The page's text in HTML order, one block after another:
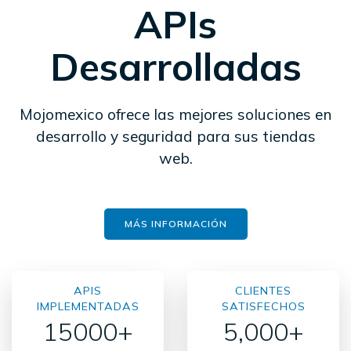
APIs
Desarrolladas
Mojomexico ofrece las mejores soluciones en
desarrollo y seguridad para sus tiendas
web.
MÁS INFORMACIÓN
APIS
IMPLEMENTADAS
15000+
CLIENTES
SATISFECHOS
5,000+